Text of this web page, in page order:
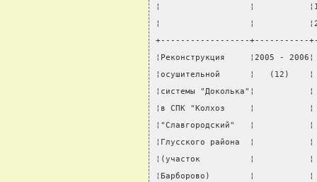
¦                  ¦
¦                  ¦
+------------------+-----------
¦Реконструкция     ¦2005
¦осушительной      ¦
¦системы "Доколька"¦
¦в СПК "Колхоз     ¦
¦"Славгородский"   ¦
¦Глусского района  ¦
¦(участок          ¦
¦Барборово)        ¦